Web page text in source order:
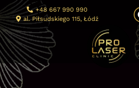
+48 667 990 990
al. Piłsudskiego 115, Łódź